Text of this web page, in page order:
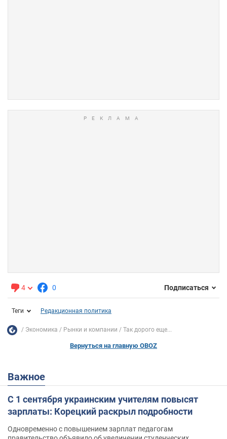
4 0 Подписаться
Теги Редакционная политика
Экономика Рынки и компании Так дорого еще...
Вернуться на главную OBOZ
Важное
С 1 сентября украинским учителям повысят
зарплаты: Корецкий раскрыл подробности
Одновременно с повышением зарплат педагогам